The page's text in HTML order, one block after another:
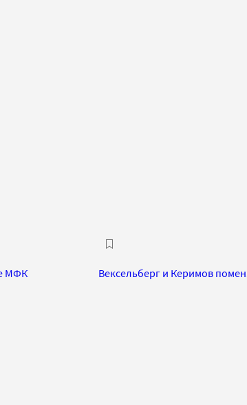
МФК Вексельберг и Керимов